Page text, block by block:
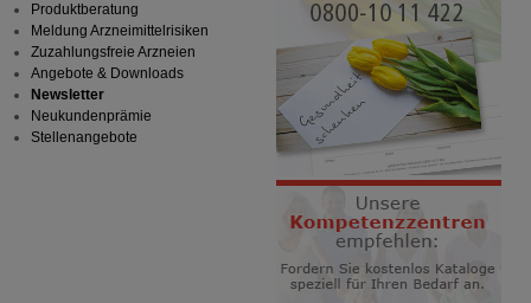
Produktberatung
Meldung Arzneimittelrisiken
Zuzahlungsfreie Arzneien
Angebote & Downloads
Newsletter
Neukundenprämie
Stellenangebote